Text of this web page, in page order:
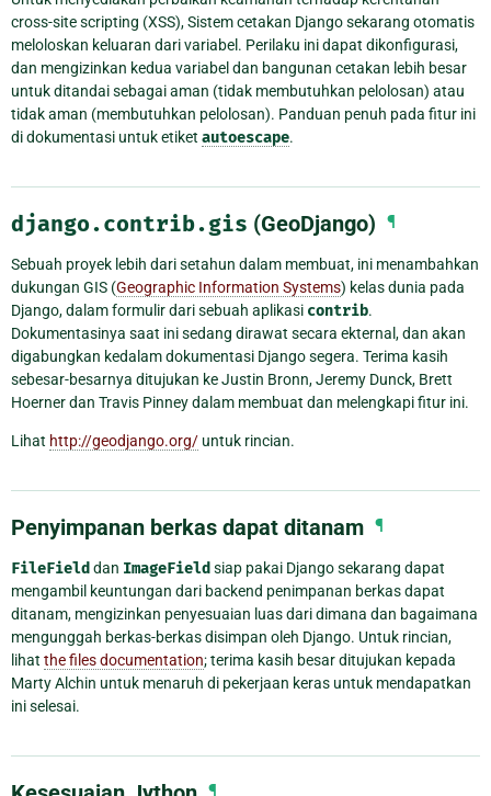
cross-site scripting (XSS), Sistem cetakan Django sekarang otomatis
meloloskan keluaran dari variabel. Perilaku ini dapat dikonfigurasi,
dan mengizinkan kedua variabel dan bangunan cetakan lebih besar
untuk ditandai sebagai aman (tidak membutuhkan pelolosan) atau
tidak aman (membutuhkan pelolosan). Panduan penuh pada fitur ini
di dokumentasi untuk etiket autoescape.
django.contrib.gis (GeoDjango) ¶
Sebuah proyek lebih dari setahun dalam membuat, ini menambahkan
dukungan GIS (Geographic Information Systems) kelas dunia pada
Django, dalam formulir dari sebuah aplikasi contrib.
Dokumentasinya saat ini sedang dirawat secara ekternal, dan akan
digabungkan kedalam dokumentasi Django segera. Terima kasih
sebesar-besarnya ditujukan ke Justin Bronn, Jeremy Dunck, Brett
Hoerner dan Travis Pinney dalam membuat dan melengkapi fitur ini.
Lihat http://geodjango.org/ untuk rincian.
Penyimpanan berkas dapat ditanam ¶
FileField dan ImageField siap pakai Django sekarang dapat
mengambil keuntungan dari backend penimpanan berkas dapat
ditanam, mengizinkan penyesuaian luas dari dimana dan bagaimana
mengunggah berkas-berkas disimpan oleh Django. Untuk rincian,
lihat the files documentation; terima kasih besar ditujukan kepada
Marty Alchin untuk menaruh di pekerjaan keras untuk mendapatkan
ini selesai.
¶